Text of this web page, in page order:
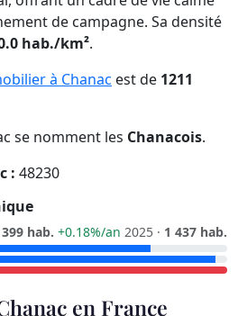
de campagne. Sa densité
hab./km².
à Chanac est de 1211
se nomment les Chanacois.
: 48230
hab. +0.18%/an 2025 · 1 437 hab.
en France